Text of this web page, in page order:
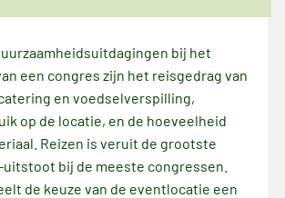
bij het
een congres zijn het reisgedrag van
en voedselverspilling,
op de locatie, en de hoeveelheid
Reizen is veruit de grootste
uitstoot bij de meeste congressen.
de keuze van de eventlocatie een